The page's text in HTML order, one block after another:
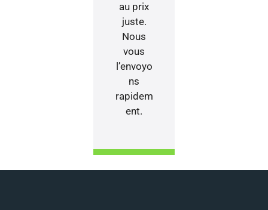
au prix
juste.
Nous
vous
l’envoyo
ns
rapidem
ent.